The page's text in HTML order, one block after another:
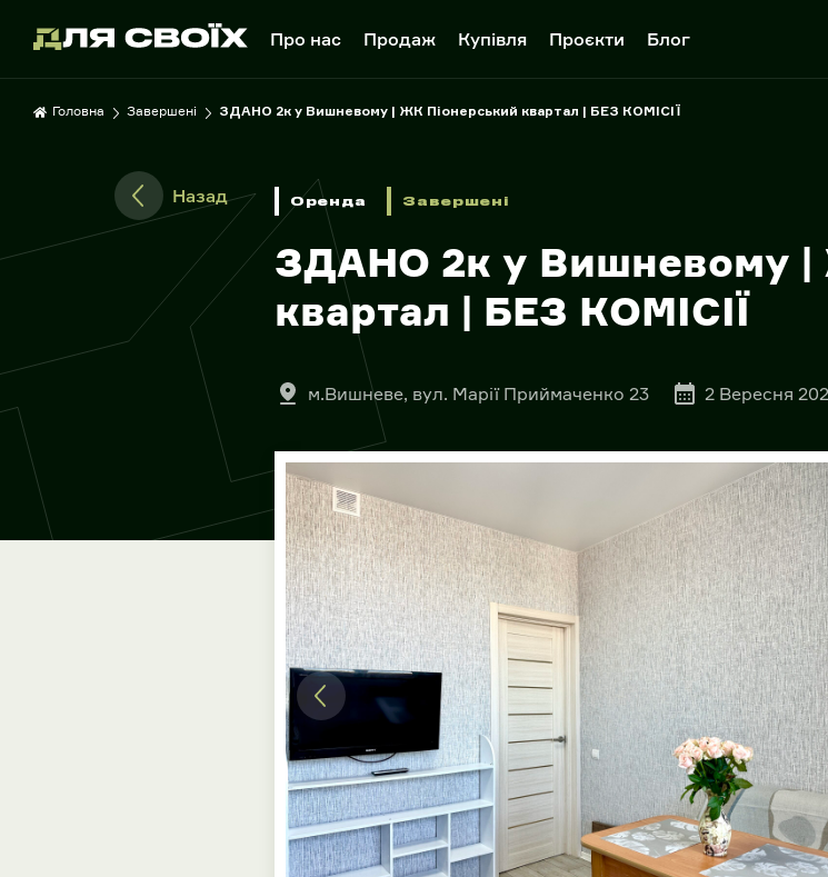
Про нас Продаж Купівля Проєкти Блог
Головна Завершені ЗДАНО 2к у Вишневому | ЖК Піонерський квартал | БЕЗ КОМІСІЇ
Назад Оренда Завершені
ЗДАНО 2к у Вишневому |
квартал | БЕЗ КОМІСІЇ
м.Вишневе, вул. Марії Приймаченко 23 2 Вересня